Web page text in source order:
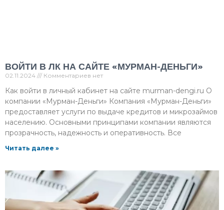
ВОЙТИ В ЛК НА САЙТЕ «МУРМАН-ДЕНЬГИ»
02.11.2024 Комментариев нет
Как войти в личный кабинет на сайте murman-dengi.ru О
компании «Мурман-Деньги» Компания «Мурман-Деньги»
предоставляет услуги по выдаче кредитов и микрозаймов
населению. Основными принципами компании являются
прозрачность, надежность и оперативность. Все
Читать далее »